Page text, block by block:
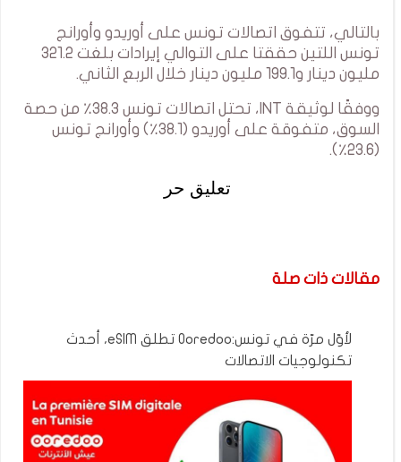
بالتالي، تتفوق اتصالات تونس على أوريدو وأورانج
تونس اللتين حققتا على التوالي إيرادات بلغت 321.2
مليون دينار و199.1 مليون دينار خلال الربع الثاني.
ووفقًا لوثيقة INT، تحتل اتصالات تونس 38.3٪ من حصة
السوق، متفوقة على أوريدو (38.1٪) وأورانج تونس
(23.6٪).
تعليق حر
مقالات ذات صلة
لأوّل مرّة في تونس:Ooredoo تطلق eSIM، أحدث
تكنولوجيات الاتصالات